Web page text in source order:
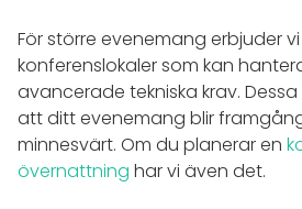
För större evenemang erbjuder
konferenslokaler som kan
avancerade tekniska krav.
att ditt evenemang blir
minnesvärt. Om du planerar en
övernattning har vi även det.